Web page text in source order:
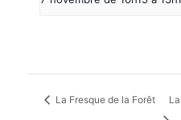
La Fresque de la Forêt